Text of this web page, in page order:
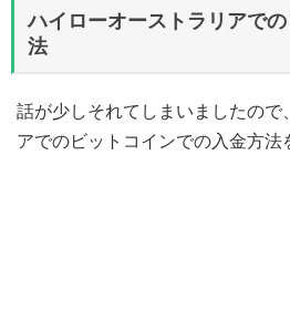
ハイローオーストラリアで
法
話が少しそれてしまいましたので
アでのビットコインでの入金方法